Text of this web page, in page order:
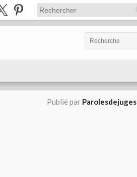
Publié par Parolesdejuges